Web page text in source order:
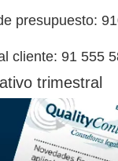
presupuesto:
cliente: 91 555
trimestral